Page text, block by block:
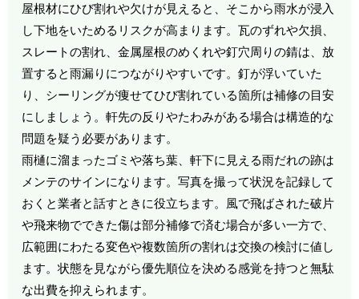
屋根材にひび割れや欠けが見えると、そこから雨水が浸入
し下地をいためるリスクが高まります。瓦のずれや欠損、
スレートの割れ、金属屋根のめくれや釘穴周りの錆は、放
置すると雨漏りにつながりやすいです。釘が浮いていた
り、シーリングが痩せてひび割れている箇所は補修の目安
にしましょう。軒先の反りやたわみがある場合は構造的な
問題を疑う必要があります。
雨樋に溜まったゴミや落ち葉、軒下に見える雨だれの跡は
メンテのサインになります。写真を撮って状況を記録して
おくと業者と話すときに役立ちます。風で飛ばされた破片
や飛来物でできた傷は部分補修で済む場合が多い一方で、
広範囲にわたる変色や複数箇所の割れは交換の検討に値し
ます。状態を見ながら優先順位を決める感覚を持つと無駄
な出費を抑えられます。